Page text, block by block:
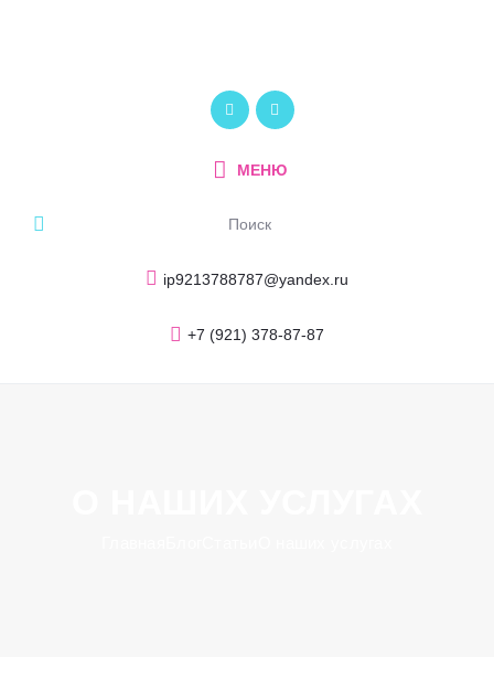
МЕНЮ
ip9213788787@yandex.ru
+7 (921) 378-87-87
ПОЛИКОМ
Рекламно-производственный центр
Услуги и продукция